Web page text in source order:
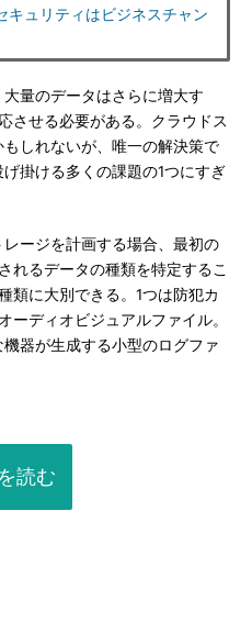
キュリティはビジネスチャン
量のデータはさらに増大す
させる必要がある。クラウドス
もしれないが、唯一の解決策で
掛ける多くの課題の1つにすぎ
ージを計画する場合、最初の
れるデータの種類を特定するこ
類に大別できる。1つは防犯カ
ーディオビジュアルファイル。
器が生成する小型のログファ
読む